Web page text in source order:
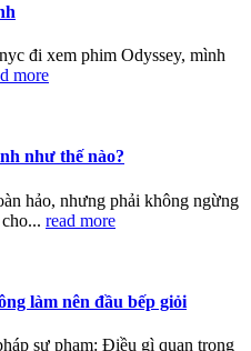
đi xem phim Odyssey, mình
more
như thế nào?
hảo, nhưng phải không ngừng
read more
làm nên đầu bếp giỏi
sư phạm: Điều gì quan trọng